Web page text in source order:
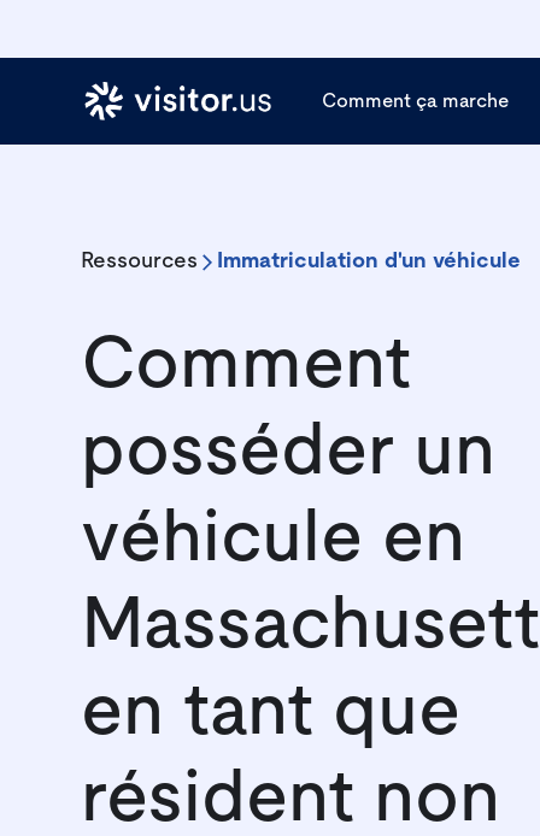
Comment ça marche
Ressources Immatriculation d'un véhicule
Comment
posséder un
véhicule en
en tant que
résident non